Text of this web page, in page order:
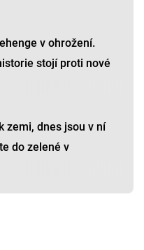
v ohrožení.
stojí proti nové
zemi, dnes jsou v ní
do zelené v